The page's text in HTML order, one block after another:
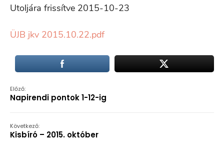
Utoljára frissítve 2015-10-23
ÜJB jkv 2015.10.22.pdf
Előző:
Napirendi pontok 1-12-ig
Következő:
Kisbíró – 2015. október